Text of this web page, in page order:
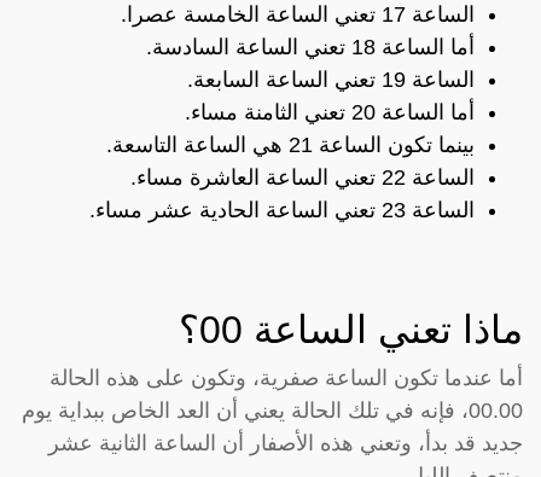
الساعة 17 تعني الساعة الخامسة عصرا.
أما الساعة 18 تعني الساعة السادسة.
الساعة 19 تعني الساعة السابعة.
أما الساعة 20 تعني الثامنة مساء.
بينما تكون الساعة 21 هي الساعة التاسعة.
الساعة 22 تعني الساعة العاشرة مساء.
الساعة 23 تعني الساعة الحادية عشر مساء.
ماذا تعني الساعة 00؟
أما عندما تكون الساعة صفرية، وتكون على هذه الحالة
00.00، فإنه في تلك الحالة يعني أن العد الخاص ببداية يوم
جديد قد بدأ، وتعني هذه الأصفار أن الساعة الثانية عشر